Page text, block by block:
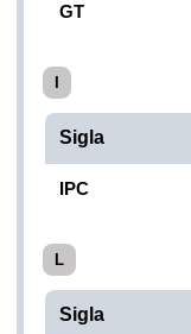
GT
Sigla
IPC
L
Sigla